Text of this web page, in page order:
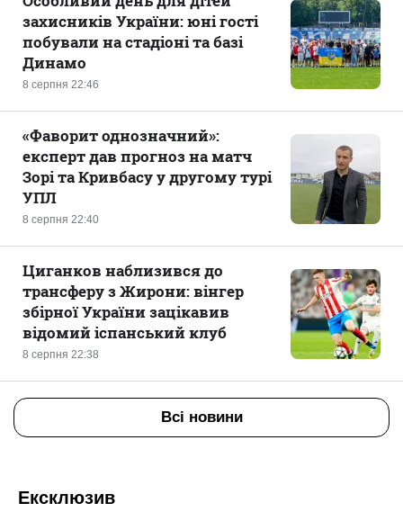
8 серпня 22:46
захисників України: юні гості
побували на стадіоні та базі
Динамо
8 серпня 22:40
«Фаворит однозначний»:
експерт дав прогноз на матч
Зорі та Кривбасу у другому турі
УПЛ
8 серпня 22:38
Циганков наблизився до
трансферу з Жирони: вінгер
збірної України зацікавив
відомий іспанський клуб
Всі новини
Ексклюзив